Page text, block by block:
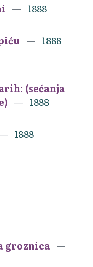
1888
1888
(sećanja
1888
1888
groznica